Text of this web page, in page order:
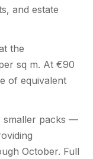
and estate
the
sq m. At €90
of equivalent
smaller packs —
October. Full